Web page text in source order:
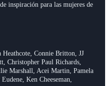
inspiración para las mujeres de
Connie Britton, JJ
Christopher Paul Richards,
Marshall, Acei Martin, Pamela
Ken Cheeseman,